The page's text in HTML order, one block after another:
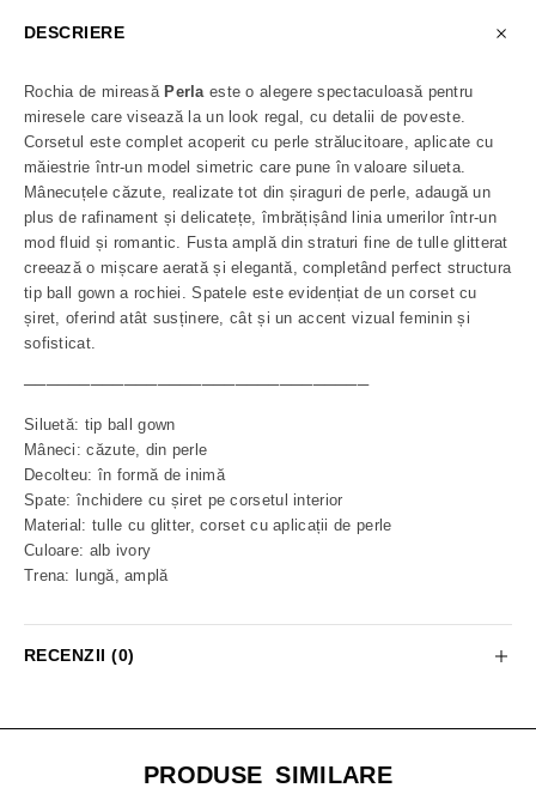
DESCRIERE
Rochia de mireasă Perlaeste o alegere spectaculoasă pentru
miresele care visează la un look regal, cu detalii de poveste.
Corsetul este complet acoperit cu perle strălucitoare, aplicate cu
măiestrie într-un model simetric care pune în valoare silueta.
Mânecuțele căzute, realizate tot din șiraguri de perle, adaugă un
plus de rafinament și delicatețe, îmbrățișând linia umerilor într-un
mod fluid și romantic. Fusta amplă din straturi fine de tulle glitterat
creează o mișcare aerată și elegantă, completând perfect structura
tip ball gown a rochiei. Spatele este evidențiat de un corset cu
șiret, oferind atât susținere, cât și un accent vizual feminin și
sofisticat.
───────────────────────────────
Siluetă: tip ball gown
Mâneci: căzute, din perle
Decolteu: în formă de inimă
Spate: închidere cu șiret pe corsetul interior
Material: tulle cu glitter, corset cu aplicații de perle
Culoare: alb ivory
Trena: lungă, amplă
RECENZII (0)
PRODUSE SIMILARE